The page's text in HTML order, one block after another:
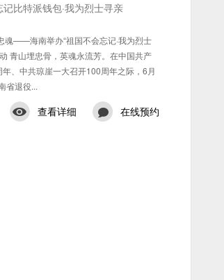
比特派钱包·我为烈士寻亲
魂——海南举办“祖国不会忘记·我为烈士
青山埋忠骨，英魂永流芳。在中国共产
、中共琼崖一大召开100周年之际，6月
省退役...
查看详细 在线预约